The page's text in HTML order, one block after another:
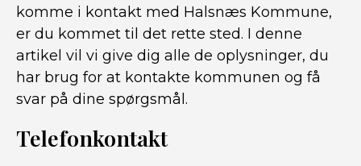
komme i kontakt med Halsnæs Kommune,
er du kommet til det rette sted. I denne
artikel vil vi give dig alle de oplysninger, du
har brug for at kontakte kommunen og få
svar på dine spørgsmål.
Telefonkontakt